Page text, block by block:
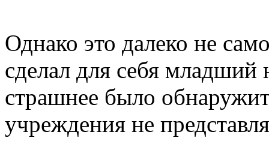
Однако это далеко не
сделал для себя
страшнее было
учреждения не